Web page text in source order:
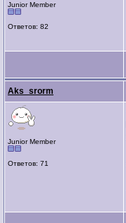
Junior Member
Ответов: 82
Aks_srorm
Junior Member
Ответов: 71